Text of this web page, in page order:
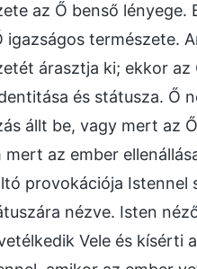
az Ő benső lényege.
igazságos természete.
árasztja ki; ekkor
és státusza. Ő
állt be, vagy mert az
az ember
provokációja Istennel
nézve. Isten
Vele és kísérti